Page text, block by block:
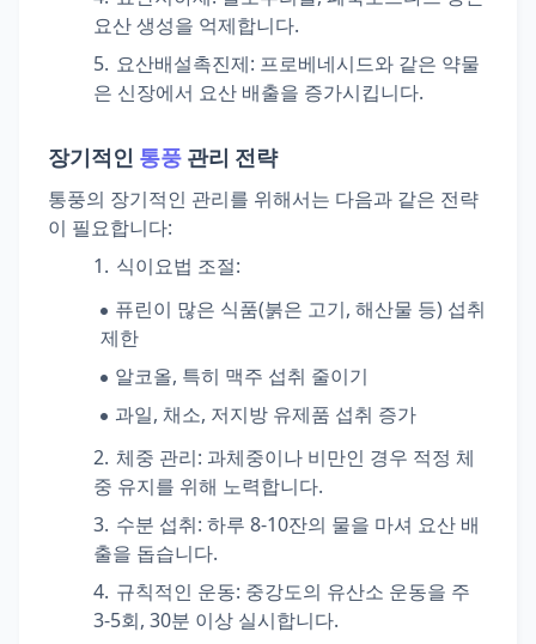
요산 생성을 억제합니다.
요산배설촉진제: 프로베네시드와 같은 약물
은 신장에서 요산 배출을 증가시킵니다.
장기적인 통풍 관리 전략
통풍의 장기적인 관리를 위해서는 다음과 같은 전략
이 필요합니다:
식이요법 조절:
퓨린이 많은 식품(붉은 고기, 해산물 등) 섭취
제한
알코올, 특히 맥주 섭취 줄이기
과일, 채소, 저지방 유제품 섭취 증가
체중 관리: 과체중이나 비만인 경우 적정 체
중 유지를 위해 노력합니다.
수분 섭취: 하루 8-10잔의 물을 마셔 요산 배
출을 돕습니다.
규칙적인 운동: 중강도의 유산소 운동을 주
3-5회, 30분 이상 실시합니다.